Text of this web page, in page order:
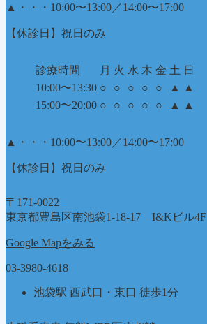
▲ ・・・10:00〜13:00／14:00〜17:00
【休診日】祝日のみ
診療時間 月 火 水 木 金 土 日
10:00〜13:30 ○ ○ ○ ○ ○ ▲
▲
15:00〜20:00 ○ ○ ○ ○ ○ ▲ ▲
▲ ・・・10:00〜13:00／14:00〜17:00
【休診日】祝日のみ
〒171-0022
東京都豊島区南池袋1-18-17 I&Kビル4F
Google Mapをみる
03-3980-4618
池袋駅 西武口・東口 徒歩1分